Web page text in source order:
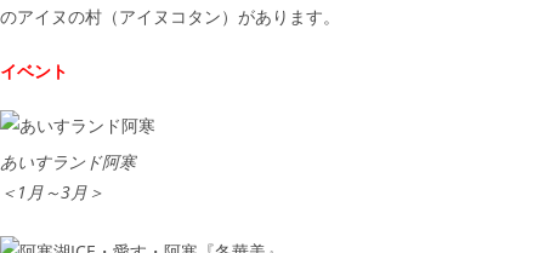
のアイヌの村（アイヌコタン）があります。
イベント
あいすランド阿寒
＜1月～3月＞